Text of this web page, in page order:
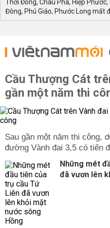
Thới Đông, Châu Pha, Hiệp
Đông, Phú Giáo, Phước Long mất
Cầu Thượng Cát
gần một năm thi
Sau gần một năm thi công,
đường Vành đai 3,5 có tiến
Những mét
đã vươn lên